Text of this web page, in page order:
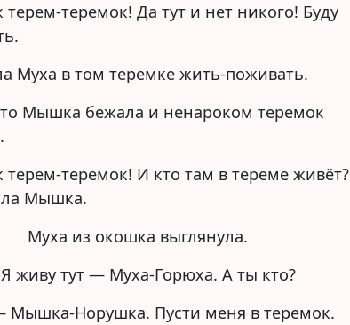
теремок! Да тут и нет никого! Буду
Муха в том теремке жить-поживать.
то Мышка бежала и ненароком теремок
терем-теремок! И кто там в тереме живёт?
Мышка.
Муха из окошка выглянула.
живу тут — Муха-Горюха. А ты кто?
Норушка. Пусти меня в теремок.